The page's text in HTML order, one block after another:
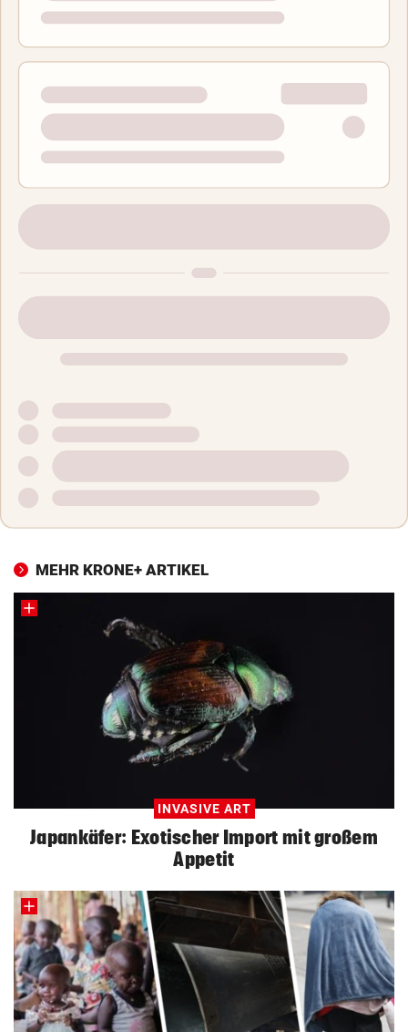
MEHR KRONE+ ARTIKEL
INVASIVE ART
Japankäfer: Exotischer Import mit großem
Appetit